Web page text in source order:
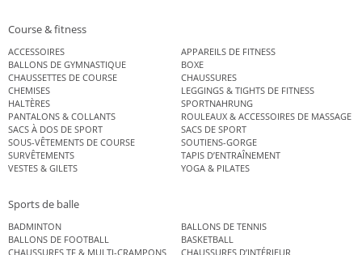
Course & fitness
ACCESSOIRES
APPAREILS DE FITNESS
BALLONS DE GYMNASTIQUE
BOXE
CHAUSSETTES DE COURSE
CHAUSSURES
CHEMISES
LEGGINGS & TIGHTS DE FITNESS
HALTÈRES
SPORTNAHRUNG
PANTALONS & COLLANTS
ROULEAUX & ACCESSOIRES DE MASSAGE
SACS À DOS DE SPORT
SACS DE SPORT
SOUS-VÊTEMENTS DE COURSE
SOUTIENS-GORGE
SURVÊTEMENTS
TAPIS D’ENTRAÎNEMENT
VESTES & GILETS
YOGA & PILATES
Sports de balle
BADMINTON
BALLONS DE TENNIS
BALLONS DE FOOTBALL
BASKETBALL
CHAUSSURES TF & MULTI-CRAMPONS
CHAUSSURES D’INTÉRIEUR